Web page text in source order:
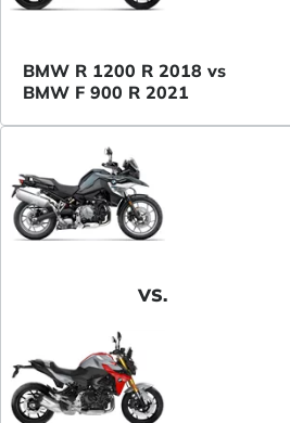
BMW R 1200 R 2018 vs
BMW F 900 R 2021
VS.